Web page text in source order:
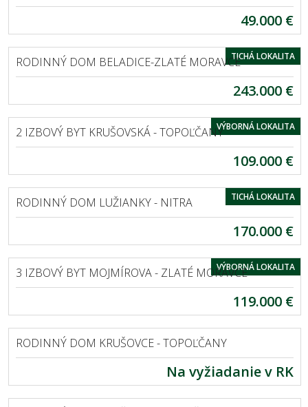
49.000 €
TICHÁ LOKALITA
EXKLUZÍVNE
RODINNÝ DOM BELADICE-ZLATÉ MORAVCE
243.000 €
VÝBORNÁ LOKALITA
EXKLUZÍVNE
2 IZBOVÝ BYT KRUŠOVSKÁ - TOPOĽČANY
109.000 €
TICHÁ LOKALITA
EXKLUZÍVNE
RODINNÝ DOM LUŽIANKY - NITRA
170.000 €
VÝBORNÁ LOKALITA
3 IZBOVÝ BYT MOJMÍROVA - ZLATÉ MORAVCE
119.000 €
EXKLUZÍVNE
RODINNÝ DOM KRUŠOVCE - TOPOĽČANY
Na vyžiadanie v RK
EXKLUZÍVNE